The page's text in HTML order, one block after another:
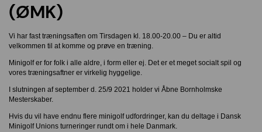
(ØMK)
Vi har fast træningsaften om Tirsdagen kl. 18.00-20.00 – Du er altid
velkommen til at komme og prøve en træning.
Minigolf er for folk i alle aldre, i form eller ej. Det er et meget socialt spil og
vores træningsaftner er virkelig hyggelige.
I slutningen af september d. 25/9 2021 holder vi Åbne Bornholmske
Mesterskaber.
Hvis du vil have endnu flere minigolf udfordringer, kan du deltage i Dansk
Minigolf Unions turneringer rundt om i hele Danmark.